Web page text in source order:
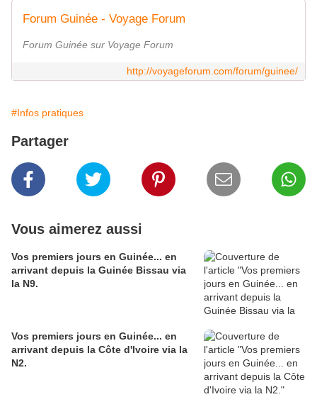
Forum Guinée - Voyage Forum
Forum Guinée sur Voyage Forum
http://voyageforum.com/forum/guinee/
#Infos pratiques
Partager
Vous aimerez aussi
Vos premiers jours en Guinée... en
arrivant depuis la Guinée Bissau via
la N9.
Vos premiers jours en Guinée... en
arrivant depuis la Côte d'Ivoire via la
N2.